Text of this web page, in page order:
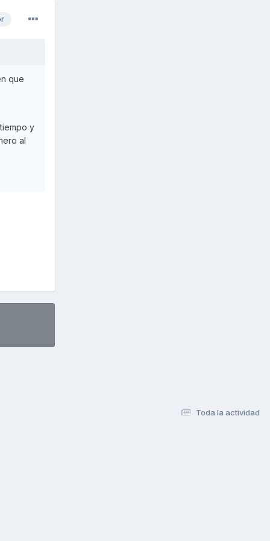
que
y
al
Toda la actividad